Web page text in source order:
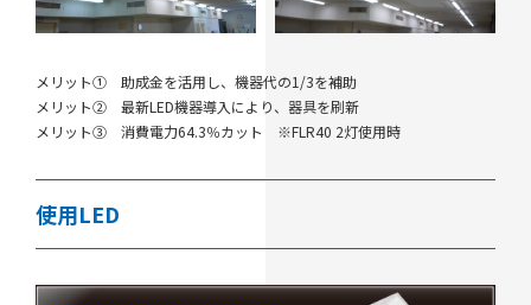
メリット① 助成金を活用し、機器代の1/3を補助
メリット② 最新LED機器導入により、器具を刷新
メリット③ 消費電力64.3％カット ※FLR40 2灯使用時
使用LED